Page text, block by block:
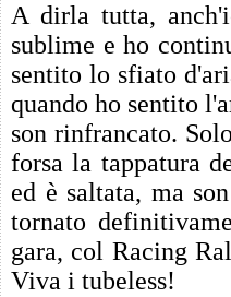
A dirla tutta,
sublime e ho
sentito lo sfiato
quando ho sentito
son rinfrancato.
forsa la tappatura
ed è saltata, ma
tornato
gara, col Racing
Viva i tubeless!